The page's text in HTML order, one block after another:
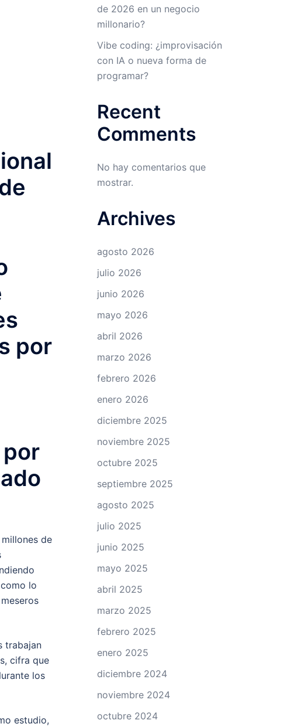
por
de
lo
trabajan
cifra que
los
estudio,
de 2026 en un negocio
millonario?
Vibe coding: ¿improvisación
con IA o nueva forma de
programar?
Recent
Comments
No hay comentarios que
mostrar.
Archives
agosto 2026
julio 2026
junio 2026
mayo 2026
abril 2026
marzo 2026
febrero 2026
enero 2026
diciembre 2025
noviembre 2025
octubre 2025
septiembre 2025
agosto 2025
julio 2025
junio 2025
mayo 2025
abril 2025
marzo 2025
febrero 2025
enero 2025
diciembre 2024
noviembre 2024
octubre 2024